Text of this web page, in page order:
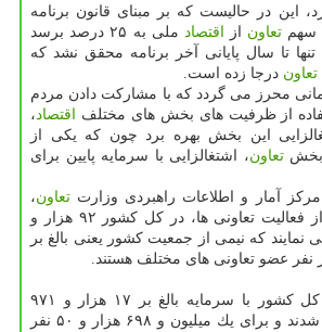
این در حالیست كه بر مبنای قانون برنامه
سهم تعاون از اقتصاد
ملی به ۲۵ درصد برسد
تنها تا سال پایانی آخر برنامه محقق نشد كه
تعاون درجا زده است.
محرز می گردد كه با مشاركت دادن مردم
از ظرفیت های بخش های مختلف اقتصاد،
این بخش بهره برد چون كه یكی از
بخشتعاون، اشتغالزایی با سرمایه پایین برای
آمار و اطلاعات راهبردی وزارت تعاون،
كار و رفاه اجتماعی از فعالیت تعاونی ها، در كل كشور ۹۲ هزار و
می نمایند كه نیمی از جمعیت كشور یعنی بالغ بر
این تعداد تعاونی در كل كشور با سرمایه بالغ بر ۱۷ هزار و ۹۷۱
میلیارد تومان تشكیل شدند و برای یك میلیون و ۶۹۸ هزار و ۵۰ نفر